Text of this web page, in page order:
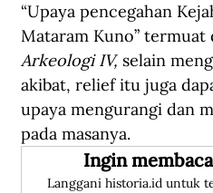
“Upaya pencegahan
Mataram Kuno” termuat
Arkeologi IV, selain
akibat, relief itu juga
upaya mengurangi dan
pada masanya.
Ingin
Langgani historia.id untuk